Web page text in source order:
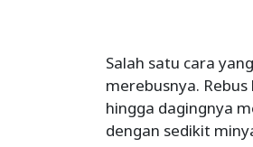
Salah satu cara
merebusnya.
hingga dagingnya
dengan sedikit